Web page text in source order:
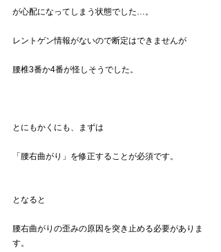
が心配になってしまう状態でした…。
レントゲン情報がないので断定はできませんが
腰椎3番か4番が怪しそうでした。
とにもかくにも、まずは
「腰右曲がり」を修正することが必須です。
となると
腰右曲がりの歪みの原因を突き止める必要がありま
す。